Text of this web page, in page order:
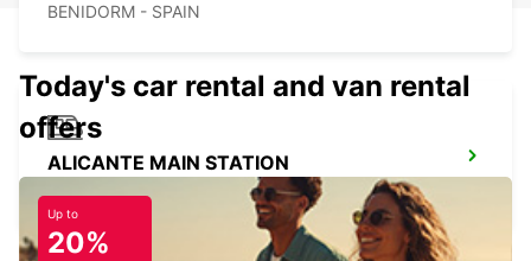
BENIDORM - SPAIN
ALICANTE MAIN STATION
Today's car rental and van rental
offers
Up to
20%